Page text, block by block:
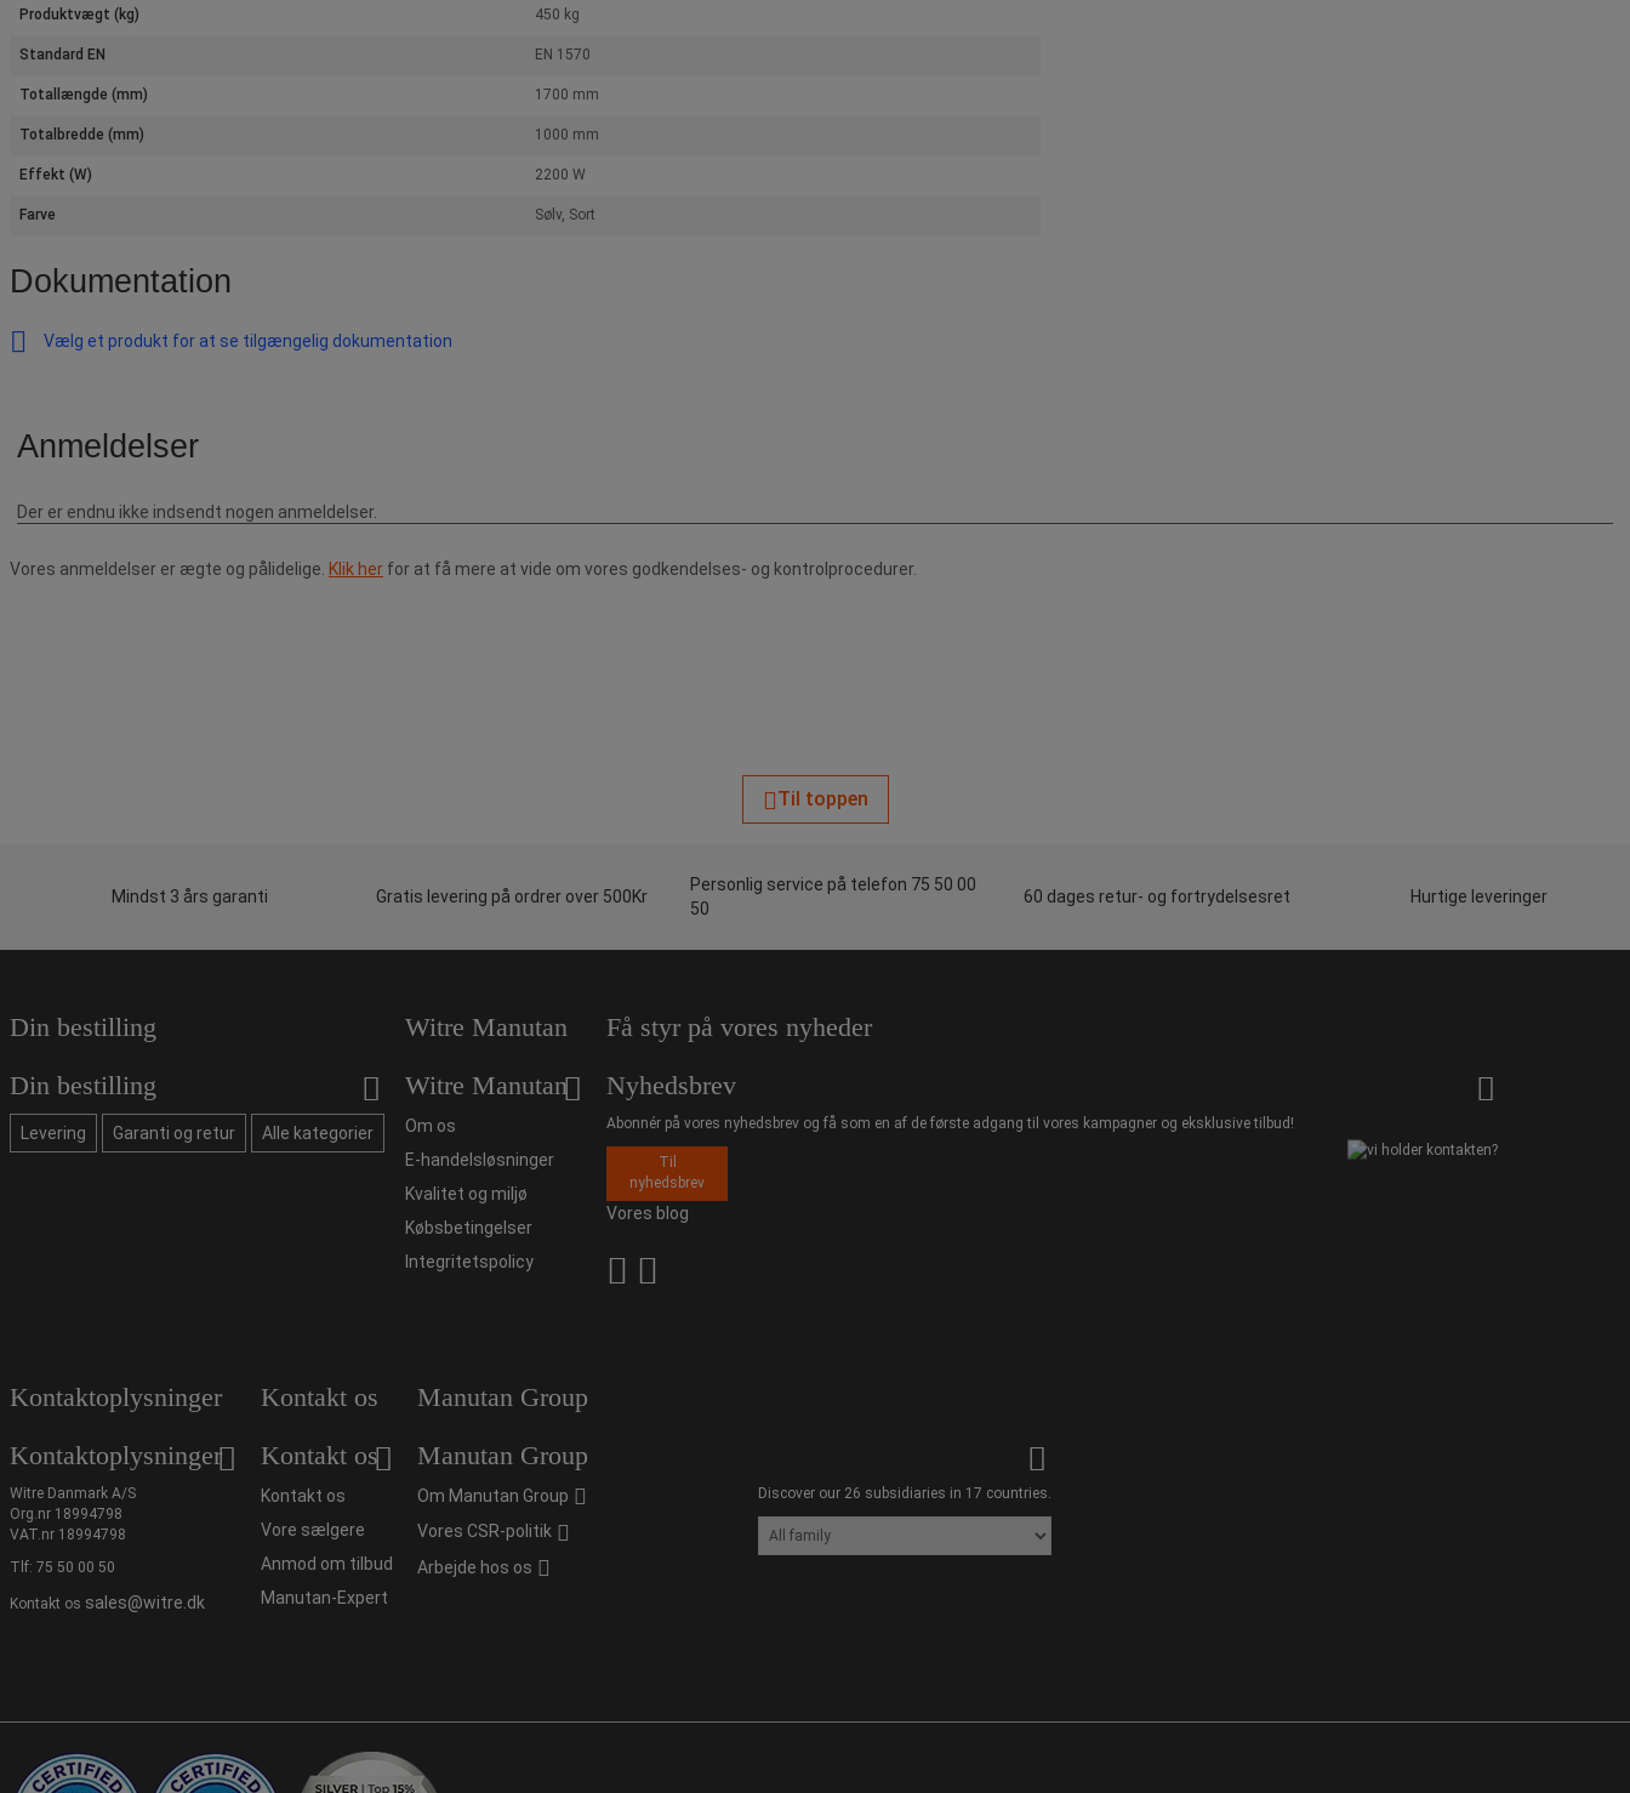
Produktvægt (kg) 450 kg
Standard EN EN 1570
Totallængde (mm) 1700 mm
Totalbredde (mm) 1000 mm
Effekt (W) 2200 W
Farve Sølv, Sort
Dokumentation
Vælg et produkt for at se tilgængelig dokumentation
Vores anmeldelser er ægte og pålidelige. Klik her for at få mere at vide om vores godkendelses- og kontrolprocedurer.
Til toppen
Mindst 3 års garanti Gratis levering på ordrer over 500Kr
Personlig service på telefon 75 50 00
50
60 dages retur- og fortrydelsesret Hurtige leveringer
Din bestilling
Din bestilling
Levering Garanti og retur Alle kategorier
Witre Manutan
Witre Manutan
Om os
E-handelsløsninger
Kvalitet og miljø
Købsbetingelser
Integritetspolicy
Få styr på vores nyheder
Nyhedsbrev
Abonnér på vores nyhedsbrev og få som en af de første adgang til vores kampagner og eksklusive tilbud!
Til
nyhedsbrev
Vores blog
Kontaktoplysninger
Kontaktoplysninger
Witre Danmark A/S
Org.nr 18994798
VAT.nr 18994798
Tlf: 75 50 00 50
Kontakt os sales@witre.dk
Kontakt os
Kontakt os
Kontakt os
Vore sælgere
Anmod om tilbud
Manutan-Expert
Manutan Group
Manutan Group
Om Manutan Group
Vores CSR-politik
Arbejde hos os
Discover our 26 subsidiaries in 17 countries.